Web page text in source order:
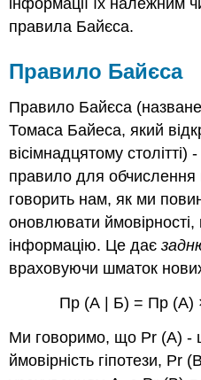
інформації їх належним
правила Байєса.
Правило Байєса
Правило Байєса
Томаса Байеса, який
вісімнадцятому
правило для обчислення
говорить нам, як ми
оновлювати
інформацію. Це дає
враховуючи шматок
Пр (А | Б) = Пр (А)
Ми говоримо, що Pr (A) -
ймовірність гіпотези, Pr